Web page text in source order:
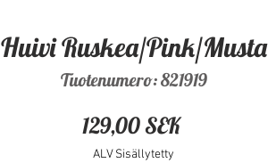
Huivi Ruskea/Pink/Musta
Tuotenumero: 821919
129,00 SEKHinta
ALV Sisällytetty